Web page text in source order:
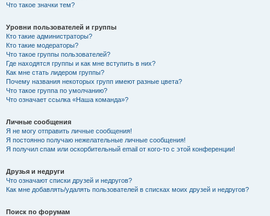
Что такое значки тем?
Уровни пользователей и группы
Кто такие администраторы?
Кто такие модераторы?
Что такое группы пользователей?
Где находятся группы и как мне вступить в них?
Как мне стать лидером группы?
Почему названия некоторых групп имеют разные цвета?
Что такое группа по умолчанию?
Что означает ссылка «Наша команда»?
Личные сообщения
Я не могу отправить личные сообщения!
Я постоянно получаю нежелательные личные сообщения!
Я получил спам или оскорбительный email от кого-то с этой конференции!
Друзья и недруги
Что означают списки друзей и недругов?
Как мне добавлять/удалять пользователей в списках моих друзей и недругов?
Поиск по форумам